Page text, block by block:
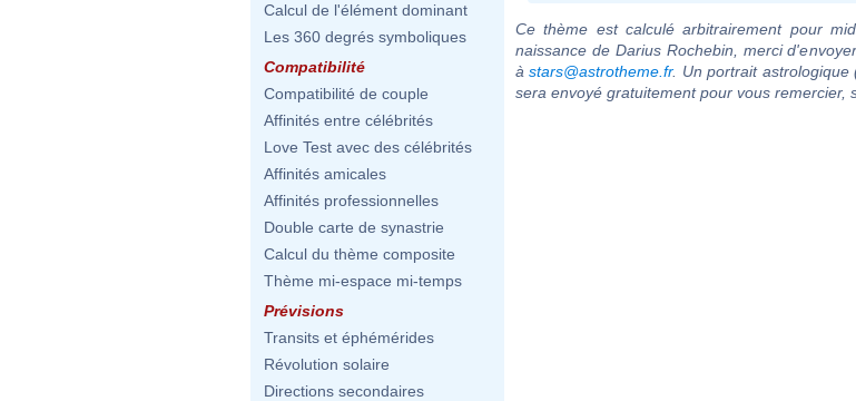
Calcul de l'élément dominant
Les 360 degrés symboliques
Compatibilité
Compatibilité de couple
Affinités entre célébrités
Love Test avec des célébrités
Affinités amicales
Affinités professionnelles
Double carte de synastrie
Calcul du thème composite
Thème mi-espace mi-temps
Prévisions
Transits et éphémérides
Révolution solaire
Directions secondaires
Ce thème est calculé arbitrairement pour
naissance de Darius Rochebin, merci
àstars@astrotheme.fr. Un portrait
sera envoyé gratuitement pour vous remercier,